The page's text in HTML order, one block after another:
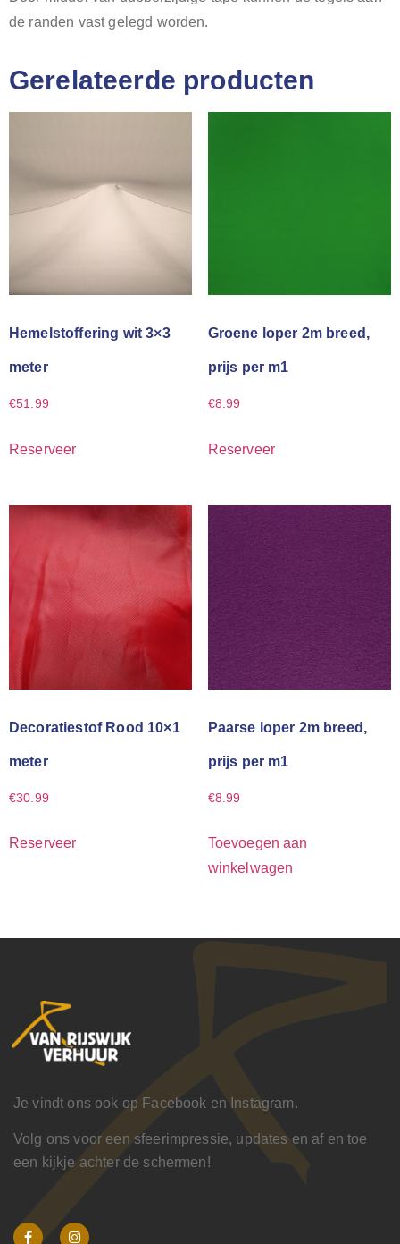
de randen vast gelegd worden.
Gerelateerde producten
Hemelstoffering wit 3×3
meter
€51.99
Reserveer
Groene loper 2m breed,
prijs per m1
€8.99
Reserveer
Decoratiestof Rood 10×1
meter
€30.99
Reserveer
Paarse loper 2m breed,
prijs per m1
€8.99
Toevoegen aan
winkelwagen
Je vindt ons ook op Facebook en Instagram.
Volg ons voor een sfeerimpressie, updates en af en toe
een kijkje achter de schermen!